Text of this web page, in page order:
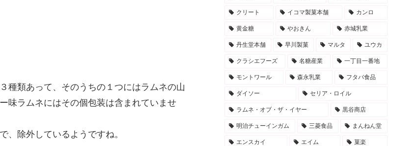
種類あって、そのうちの１つにはラムネの山
味ラムネにはその個包装は含まれていませ
、除外しているようですね。
クリート イコマ製菓本舗 カンロ
黄金糖 やおきん 赤城乳業
丹生堂本舗 早川製菓 マルタ ユウカ
クラシエフーズ 名糖産業 一丁目一番地
モントワール 森永乳業 フタバ食品
ダイソー セリア・ロイル
ラムネ・オブ・ザ・イヤー 黒谷商店
明治チューインガム 三菱食品 まんねん堂
エンスカイ エイム 菓楽